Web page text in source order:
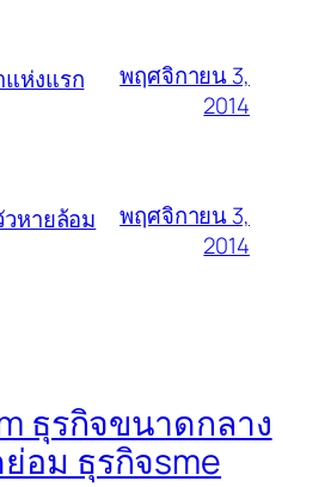
ห่งแรก
พฤศจิกายน 3,
2014
หายล้อม
พฤศจิกายน 3,
2014
ธุรกิจขนาดกลาง
อม ธุรกิจsme